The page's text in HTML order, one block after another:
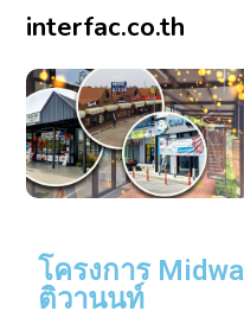
interfac.co.th
โครงการ
ติวานนท์